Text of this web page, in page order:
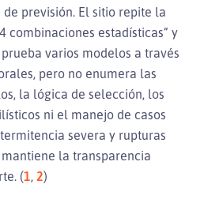
previsión. El sitio repite la
combinaciones estadísticas” y
varios modelos a través
pero no enumera las
la lógica de selección, los
ni el manejo de casos
severa y rupturas
la transparencia
(1, 2)